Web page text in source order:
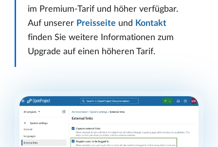
im Premium-Tarif und höher verfügbar.
Auf unserer Preisseite und Kontakt
finden Sie weitere Informationen zum
Upgrade auf einen höheren Tarif.